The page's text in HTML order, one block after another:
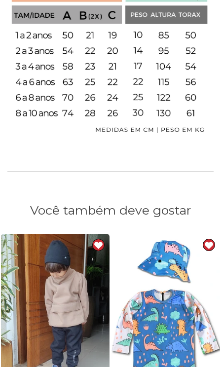
Você também deve gostar